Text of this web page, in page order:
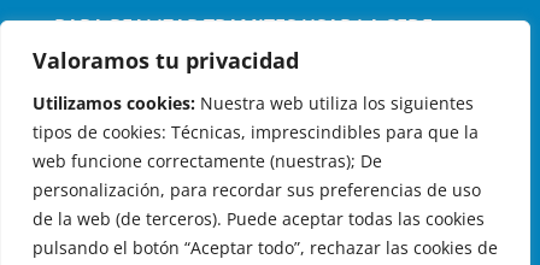
Valoramos tu privacidad
Utilizamos cookies: Nuestra web utiliza los siguientes
tipos de cookies: Técnicas, imprescindibles para que la
web funcione correctamente (nuestras); De
personalización, para recordar sus preferencias de uso
de la web (de terceros). Puede aceptar todas las cookies
pulsando el botón “Aceptar todo”, rechazar las cookies de
PARA REALIZAR TRAMITES USAR LA SEDE
ELECTRONICA (pinchar aquí)
OTERO DE HERREROS EN LAS REDES